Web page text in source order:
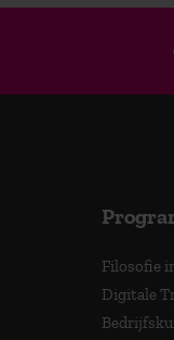
Filosofie
Digitale